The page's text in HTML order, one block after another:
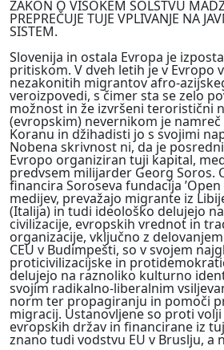
ZAKON O VISOKEM ŠOLSTVU
PREPREČUJE TUJE VPLIVANJE NA
SISTEM.
Slovenija in ostala Evropa je
pritiskom. V dveh letih je v Evropo
nezakonitih migrantov afro-
veroizpovedi, s čimer sta se zelo
možnost in že izvršeni teroristični
(evropskim) nevernikom je namreč
Koranu in džihadisti jo s svojimi
Nobena skrivnost ni, da je
Evropo organiziran tuji kapital,
predvsem milijarder Georg Soros.
financira Soroseva fundacija ’Open
medijev, prevažajo migrante iz
(Italija) in tudi ideološko delujejo
civilizacije, evropskih vrednot in
organizacije, vključno z
CEU v Budimpešti, so v svojem
proticivilizacijske in
delujejo na raznoliko kulturno
svojim radikalno-liberalnim
norm ter propagiranju in pomoči
migracij. Ustanovljene so proti
evropskih držav in financirane iz
znano tudi vodstvu EU v Bruslju, a